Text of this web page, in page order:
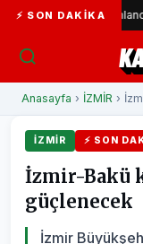
⚡ SON DAKIKA
tamamlandı
Anasayfa › İZMİR ›
İZMİR ⚡ SON
İzmir-Bakü
güçlenecek
İzmir